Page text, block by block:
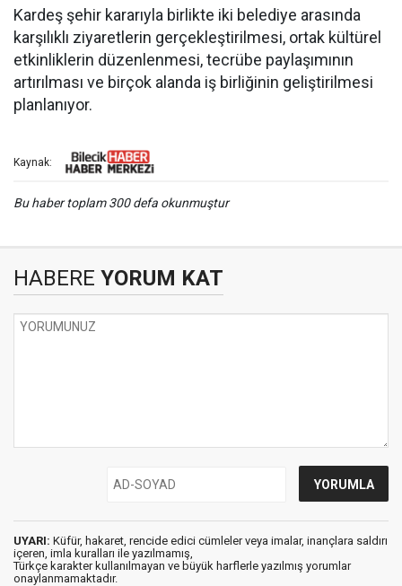
Kardeş şehir kararıyla birlikte iki belediye arasında
karşılıklı ziyaretlerin gerçekleştirilmesi, ortak kültürel
etkinliklerin düzenlenmesi, tecrübe paylaşımının
artırılması ve birçok alanda iş birliğinin geliştirilmesi
planlanıyor.
Kaynak:
Bu haber toplam 300 defa okunmuştur
HABERE YORUM KAT
UYARI: Küfür, hakaret, rencide edici cümleler veya imalar, inançlara saldırı
içeren, imla kuralları ile yazılmamış,
Türkçe karakter kullanılmayan ve büyük harflerle yazılmış yorumlar
onaylanmamaktadır.